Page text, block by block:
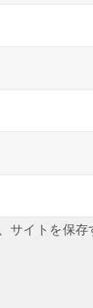
サイトを保存